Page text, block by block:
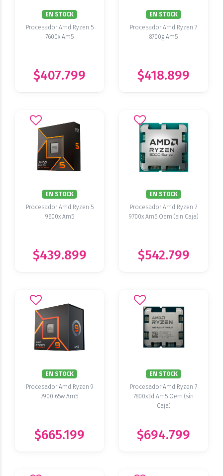
EN STOCK
Procesador Amd Ryzen 5
7600x Am5
$407.799
EN STOCK
Procesador Amd Ryzen 7
8700g Am5
$418.899
EN STOCK
Procesador Amd Ryzen 5
9600x Am5
$439.899
EN STOCK
Procesador Amd Ryzen 7
9700x Am5 Oem (sin Caja)
$542.799
EN STOCK
Procesador Amd Ryzen 9
7900 65w Am5
$665.199
EN STOCK
Procesador Amd Ryzen 7
7800x3d Am5 Oem (sin
Caja)
$694.799